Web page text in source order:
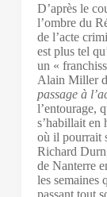
D’après le
l’ombre du
de l’acte
est plus tel
un «
Alain Miller
passage à
l’entourage,
s’habillait en
où il pourrait
Richard
de Nanterre
les semaines
passant tout